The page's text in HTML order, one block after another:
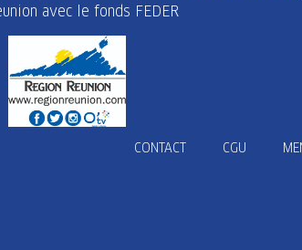
avec le fonds FEDER
CONTACT CGU